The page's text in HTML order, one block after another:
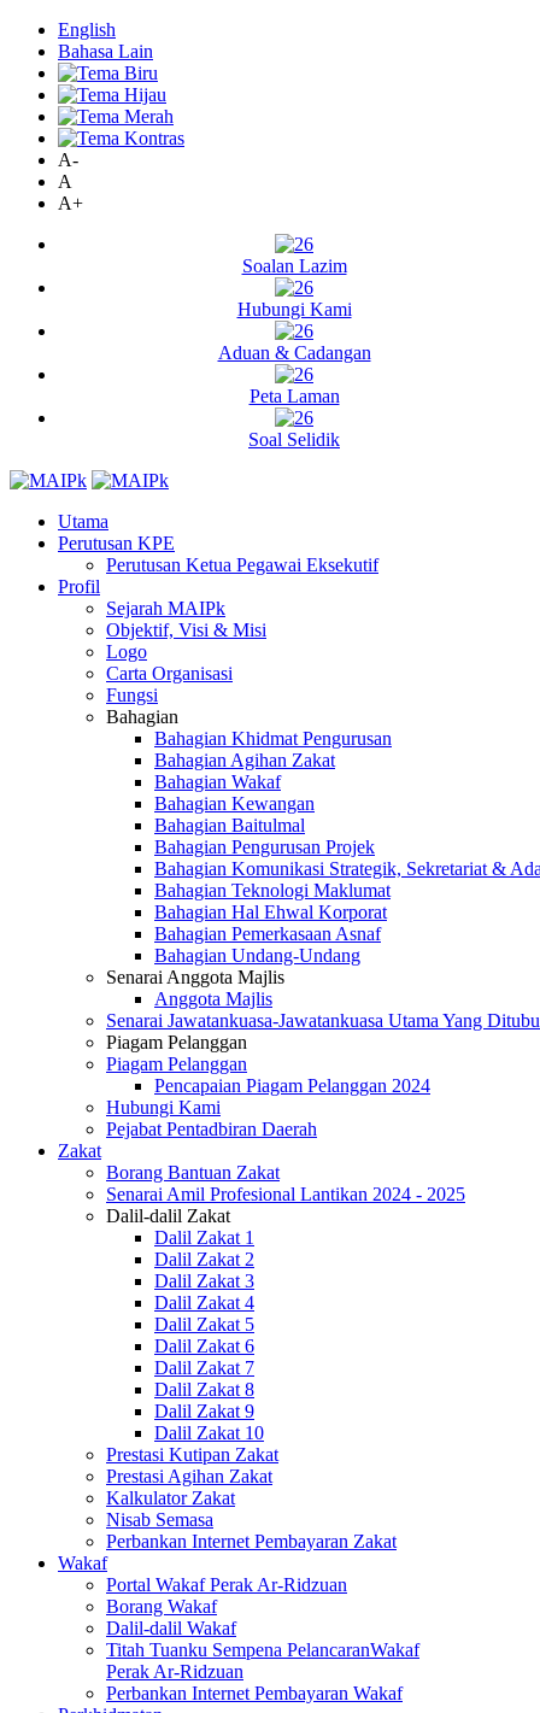
English
Bahasa Lain
A-
A
A+
Soalan Lazim
Hubungi Kami
Aduan & Cadangan
Peta Laman
Soal Selidik
Utama
Perutusan KPE
Perutusan Ketua Pegawai Eksekutif
Profil
Sejarah MAIPk
Objektif, Visi & Misi
Logo
Carta Organisasi
Fungsi
Bahagian
Bahagian Khidmat Pengurusan
Bahagian Agihan Zakat
Bahagian Wakaf
Bahagian Kewangan
Bahagian Baitulmal
Bahagian Pengurusan Projek
Bahagian Komunikasi Strategik, Sekretariat &
Bahagian Teknologi Maklumat
Bahagian Hal Ehwal Korporat
Bahagian Pemerkasaan Asnaf
Bahagian Undang-Undang
Senarai Anggota Majlis
Anggota Majlis
Senarai Jawatankuasa-Jawatankuasa Utama Yang
Piagam Pelanggan
Piagam Pelanggan
Pencapaian Piagam Pelanggan 2024
Hubungi Kami
Pejabat Pentadbiran Daerah
Zakat
Borang Bantuan Zakat
Senarai Amil Profesional Lantikan 2024 - 2025
Dalil-dalil Zakat
Dalil Zakat 1
Dalil Zakat 2
Dalil Zakat 3
Dalil Zakat 4
Dalil Zakat 5
Dalil Zakat 6
Dalil Zakat 7
Dalil Zakat 8
Dalil Zakat 9
Dalil Zakat 10
Prestasi Kutipan Zakat
Prestasi Agihan Zakat
Kalkulator Zakat
Nisab Semasa
Perbankan Internet Pembayaran Zakat
Wakaf
Portal Wakaf Perak Ar-Ridzuan
Borang Wakaf
Dalil-dalil Wakaf
Titah Tuanku Sempena PelancaranWakaf
Perak Ar-Ridzuan
Perbankan Internet Pembayaran Wakaf